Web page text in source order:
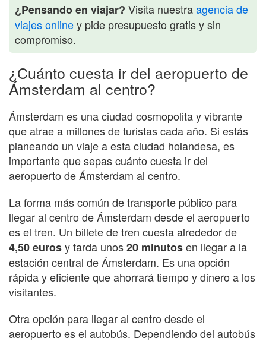
¿Pensando en viajar? Visita nuestraagencia de
viajes onliney pide presupuesto gratis y sin
compromiso.
¿Cuánto cuesta ir del aeropuerto de
Ámsterdam al centro?
Ámsterdam es una ciudad cosmopolita y vibrante
que atrae a millones de turistas cada año. Si estás
planeando un viaje a esta ciudad holandesa, es
importante que sepas cuánto cuesta ir del
aeropuerto de Ámsterdam al centro.
La forma más común de transporte público para
llegar al centro de Ámsterdam desde el aeropuerto
es el tren. Un billete de tren cuesta alrededor de
4,50 eurosy tarda unos20 minutosen llegar a la
estación central de Ámsterdam. Es una opción
rápida y eficiente que ahorrará tiempo y dinero a los
visitantes.
Otra opción para llegar al centro desde el
aeropuerto es el autobús. Dependiendo del autobús